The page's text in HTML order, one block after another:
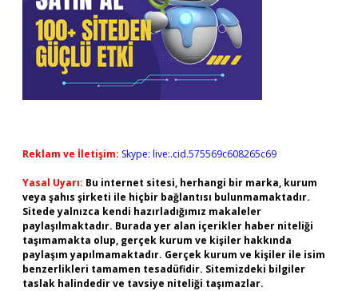
Reklam ve İletişim: Skype: live:.cid.575569c608265c69
Yasal Uyarı: Bu internet sitesi, herhangi bir marka, kurum
veya şahıs şirketi ile hiçbir bağlantısı bulunmamaktadır.
Sitede yalnızca kendi hazırladığımız makaleler
paylaşılmaktadır. Burada yer alan içerikler haber niteliği
taşımamakta olup, gerçek kurum ve kişiler hakkında
paylaşım yapılmamaktadır. Gerçek kurum ve kişiler ile isim
benzerlikleri tamamen tesadüfidir. Sitemizdeki bilgiler
taslak halindedir ve tavsiye niteliği taşımazlar.